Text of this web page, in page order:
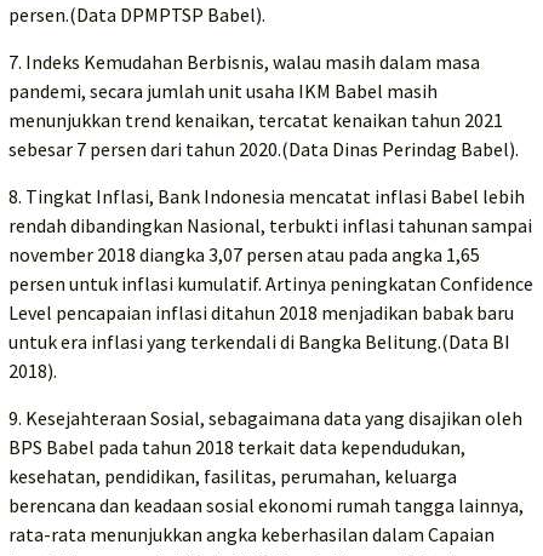
persen.(Data DPMPTSP Babel).
7. Indeks Kemudahan Berbisnis, walau masih dalam masa
pandemi, secara jumlah unit usaha IKM Babel masih
menunjukkan trend kenaikan, tercatat kenaikan tahun 2021
sebesar 7 persen dari tahun 2020.(Data Dinas Perindag Babel).
8. Tingkat Inflasi, Bank Indonesia mencatat inflasi Babel lebih
rendah dibandingkan Nasional, terbukti inflasi tahunan sampai
november 2018 diangka 3,07 persen atau pada angka 1,65
persen untuk inflasi kumulatif. Artinya peningkatan Confidence
Level pencapaian inflasi ditahun 2018 menjadikan babak baru
untuk era inflasi yang terkendali di Bangka Belitung.(Data BI
2018).
9. Kesejahteraan Sosial, sebagaimana data yang disajikan oleh
BPS Babel pada tahun 2018 terkait data kependudukan,
kesehatan, pendidikan, fasilitas, perumahan, keluarga
berencana dan keadaan sosial ekonomi rumah tangga lainnya,
rata-rata menunjukkan angka keberhasilan dalam Capaian